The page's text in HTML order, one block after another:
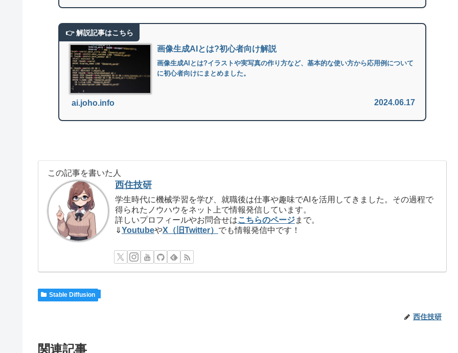
画像生成AIとは?初心者向け解説
画像生成AIとは?イラストや実写真の作り方など、基本的な使い方から応用例について
に初心者向けにまとめました。
ai.joho.info 2024.06.17
この記事を書いた人
西住技研
学生時代に機械学習を学び、就職後は仕事や趣味でAIを活用してきました。その過程で
得られたノウハウをネット上で情報発信しています。
詳しいプロフィールやお問合せはこちらのページまで。
⇓YoutubeやX（旧Twitter） でも情報発信中です！
Stable Diffusion
西住技研
関連記事